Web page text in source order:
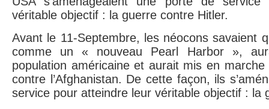
véritable objectif : la guerre contre Hitler.
Avant le 11-Septembre, les néocons savaient
comme un « nouveau Pearl Harbor »,
population américaine et aurait mis en
contre l’Afghanistan. De cette façon, ils
service pour atteindre leur véritable objectif : la